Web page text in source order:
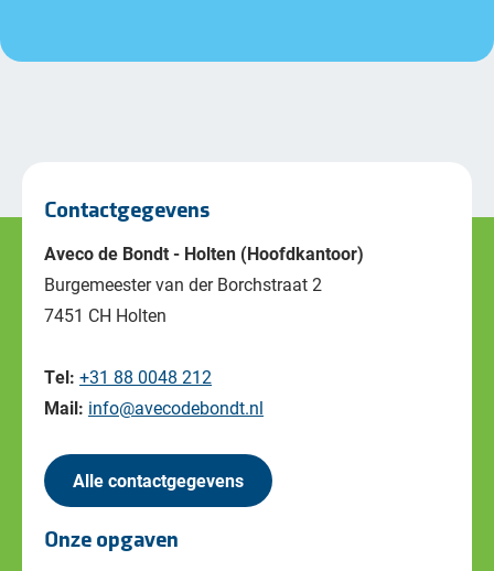
Contactgegevens
Aveco de Bondt - Holten (Hoofdkantoor)
Burgemeester van der Borchstraat 2
7451 CH Holten
Tel: +31 88 0048 212
Mail: info@avecodebondt.nl
Alle contactgegevens
Onze opgaven